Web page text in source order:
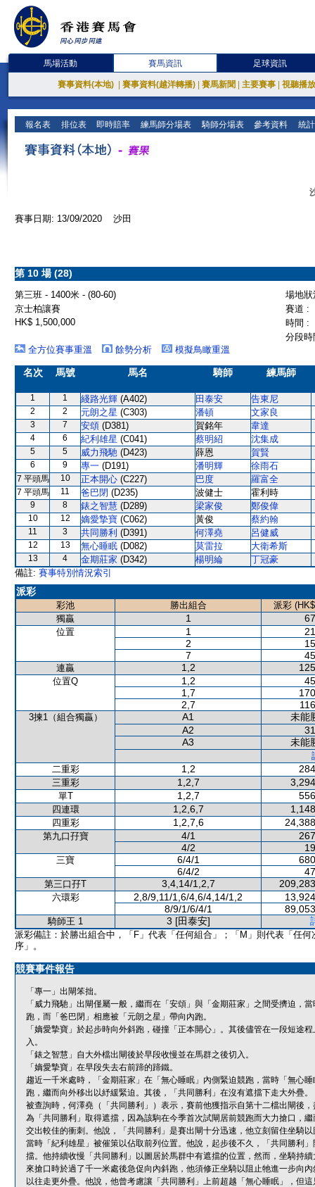
馬場活動 賽馬資訊 足球資訊
賽事資料(本地) 賽事資料(越洋轉播) 賽馬新聞 主要賽事 視聽播
報名表 排位表 即時賠率 練馬師分場表 騎師分場表 參考資料 統
賽事日期: 13/09/2020 沙田
第 10 場 (28)
第三班 - 1400米 - (80-60)
場地
京士柏讓賽
賽道 :
HK$ 1,500,000
時間 :
分段
全方位賽事重溫
餘勢分析 模擬鳥瞰重溫
名次 馬號 馬名 騎師 練馬師
1 1 綫路光輝 (A402) 田泰安 告東尼
2 2 元朗之星 (C303) 潘頓 文家良
3 7 安頌 (D381) 賀銘年 韋達
4 6 紀利雄星 (C041) 蔡明紹 沈集成
5 5 威力飛馳 (D423) 薛恩 賀賢
6 9 專一 (D191) 潘明輝 徐雨石
7 平頭馬 10 正本開心 (C227) 巴度 羅富全
7 平頭馬 11 爸巴閉 (D235) 波健士 霍利時
9 8 錶之智慧 (D289) 梁家俊 鄭俊偉
10 12 嫡愛摯寶 (C062) 黃俊 蔡約翰
11 3 共同勝利 (D391) 何澤堯 呂健威
12 13 無心睡眠 (D082) 莫雷拉 大衛希斯
13 4 金期莊家 (D342) 楊明綸
丁冠豪
備註: 賽事特別情況索引
派彩
彩池 勝出組合
派彩
獨贏
1
位置 1
2
7
連贏 1,2
位置Q 1,2
1,7
2,7
3揀1（組合獨贏） A1
未能
A2
A3
未能
二重彩
1,2
三重彩 1,2,7
單T 1,2,7
四連環 1,2,6,7
四重彩 1,2,7,6
第九口孖寶 4/1
4/2
三寶 6/4/1
6/4/2
第三口孖T 3,4,14/1,2,7
六環彩 2,8/9,11/1,6/4,6/4,14/1,2
8/9/1/6/4/1
騎師王 1 3 [田泰安]
派彩備註：於勝出組合中，「F」代表「任何組合」；「M」則代表「任何
序」。
競賽事件報告
「專一」出閘笨拙。
「威力飛馳」出閘僅屬一般，繼而在「安頌」與「金期莊家」之間受擠迫，
跑，而「爸巴閉」相應被「元朗之星」帶向內跑。
「嫡愛摯寶」於起步時向外斜跑，碰撞「正本開心」。其後儘管在一段短途
入。
「錶之智慧」自大外檔出閘後於早段收慢並在馬群之後切入。
「嫡愛摯寶」在早段失去右前蹄的蹄鐵。
趨近一千米處時，「金期莊家」在「無心睡眠」內側緊迫競跑，當時「無心
跑，繼而向外移出以紓緩緊迫。其後，「共同勝利」在沒有遮擋下走大外疊。
被查詢時，何澤堯（「共同勝利」）表示，賽前他獲指示自第十二檔出閘後
為「共同勝利」取得遮擋，因為該駒在今季首次試閘居前競跑而大力搶口，
交出較佳的衝刺。他說，「共同勝利」是賽出閘十分迅速，他立刻留住坐騎
當時「紀利雄星」被催策以佔取前列位置。他說，起步後不久，「共同勝利
擋。他持續收慢「共同勝利」以圖居於馬群中有遮擋的位置，然而，坐騎持
來搶口時於過了千一米處後急促向內斜跑，他須修正坐騎以阻止牠進一步向
以往走更外疊。他說，他曾考慮讓「共同勝利」上前超越「無心睡眠」，但